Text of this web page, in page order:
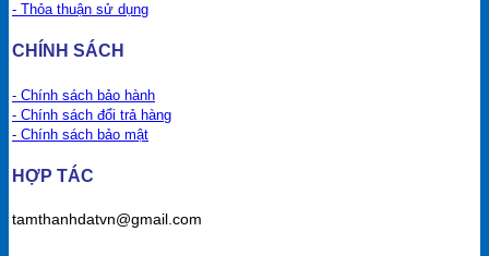
- Thỏa thuận sử dụng
CHÍNH SÁCH
- Chính sách bảo hành
- Chính sách đổi trả hàng
- Chính sách bảo mật
HỢP TÁC
tamthanhdatvn@gmail.com